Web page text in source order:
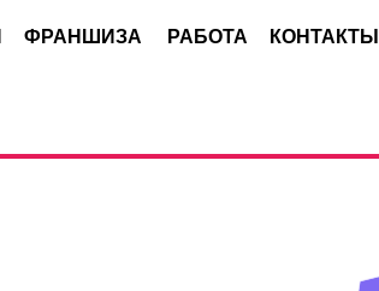
ФРАНШИЗА РАБОТА КОНТАКТЫ